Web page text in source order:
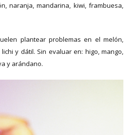
naranja, mandarina, kiwi, frambuesa,
plantear problemas en el melón,
y dátil. Sin evaluar en: higo, mango,
y arándano.